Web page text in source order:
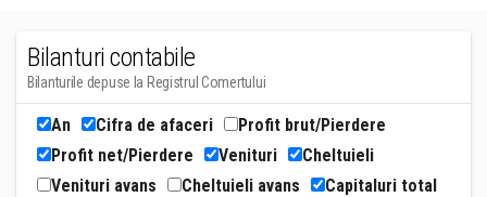
Bilanturi contabile
Bilanturile depuse la Registrul Comertului
An Cifra de afaceri
Profit brut/Pierdere
Profit net/Pierdere
Venituri
Cheltuieli
Venituri avans
Cheltuieli avans
Capitaluri total